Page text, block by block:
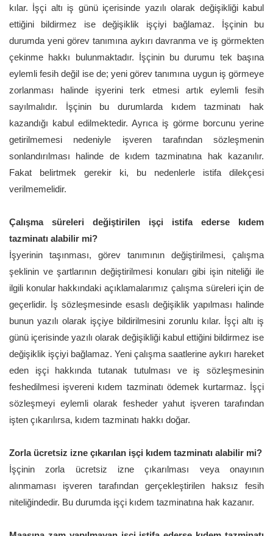
kılar. İşçi altı iş günü içerisinde yazılı olarak değişikliği kabul
ettiğini bildirmez ise değişiklik işçiyi bağlamaz. İşçinin bu
durumda yeni görev tanımına aykırı davranma ve iş görmekten
çekinme hakkı bulunmaktadır. İşçinin bu durumu tek başına
eylemli fesih değil ise de; yeni görev tanımına uygun iş görmeye
zorlanması halinde işyerini terk etmesi artık eylemli fesih
sayılmalıdır. İşçinin bu durumlarda kıdem tazminatı hak
kazandığı kabul edilmektedir. Ayrıca iş görme borcunu yerine
getirilmemesi nedeniyle işveren tarafından sözleşmenin
sonlandırılması halinde de kıdem tazminatına hak kazanılır.
Fakat belirtmek gerekir ki, bu nedenlerle istifa dilekçesi
verilmemelidir.
Çalışma süreleri değiştirilen işçi istifa ederse kıdem
tazminatı alabilir mi?
İşyerinin taşınması, görev tanımının değiştirilmesi, çalışma
şeklinin ve şartlarının değiştirilmesi konuları gibi işin niteliği ile
ilgili konular hakkındaki açıklamalarımız çalışma süreleri için de
geçerlidir. İş sözleşmesinde esaslı değişiklik yapılması halinde
bunun yazılı olarak işçiye bildirilmesini zorunlu kılar. İşçi altı iş
günü içerisinde yazılı olarak değişikliği kabul ettiğini bildirmez ise
değişiklik işçiyi bağlamaz. Yeni çalışma saatlerine aykırı hareket
eden işçi hakkında tutanak tutulması ve iş sözleşmesinin
feshedilmesi işvereni kıdem tazminatı ödemek kurtarmaz. İşçi
sözleşmeyi eylemli olarak fesheder yahut işveren tarafından
işten çıkarılırsa, kıdem tazminatı hakkı doğar.
Zorla ücretsiz izne çıkarılan işçi kıdem tazminatı alabilir mi?
İşçinin zorla ücretsiz izne çıkarılması veya onayının
alınmaması işveren tarafından gerçekleştirilen haksız fesih
niteliğindedir. Bu durumda işçi kıdem tazminatına hak kazanır.